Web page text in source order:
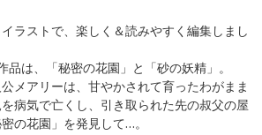
ラストで、楽しく＆読みやすく編集しまし
品は、「秘密の花園」と「砂の妖精」。
公メアリーは、甘やかされて育ったわがまま
病気で亡くし、引き取られた先の叔父の屋
の花園」を発見して…。